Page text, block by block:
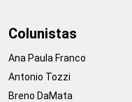
Colunistas
Ana Paula Franco
Antonio Tozzi
Breno DaMata